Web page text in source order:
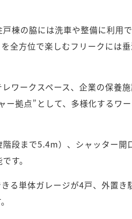
棟の脇には洗車や整備に利用
全方位で楽しむフリークには
ワークスペース、企業の保養
ー拠点”として、多様化するワ
段まで5.4m）、シャッター
す。
単体ガレージが4戸、外置き